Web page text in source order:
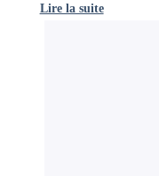
Lire la suite